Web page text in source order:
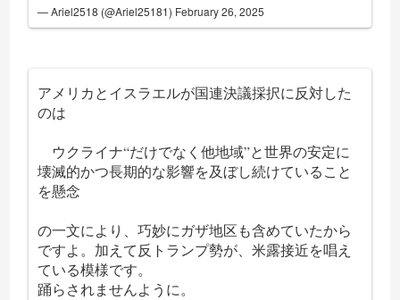
— Ariel2518 (@Ariel25181) February 26, 2025
アメリカとイスラエルが国連決議採択に反対した
のは
ウクライナ“だけでなく他地域”と世界の安定に
壊滅的かつ長期的な影響を及ぼし続けていること
を懸念
の一文により、巧妙にガザ地区も含めていたから
ですよ。加えて反トランプ勢が、米露接近を唱え
ている模様です。
踊らされませんように。